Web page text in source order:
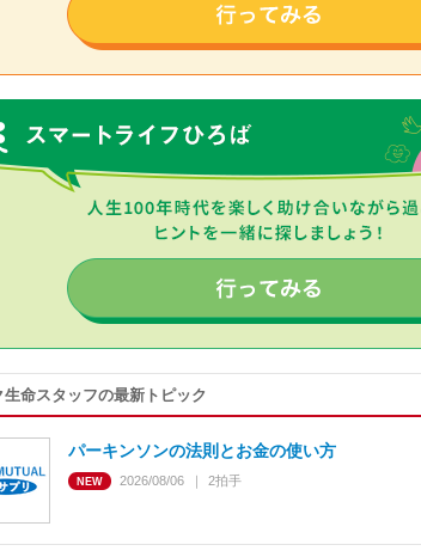
生命スタッフの最新トピック
パーキンソンの法則とお金の使い方
2026/08/06 2拍手